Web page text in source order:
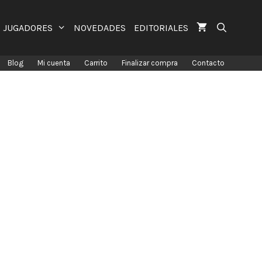
JUGADORES NOVEDADES EDITORIALES
Blog Mi cuenta Carrito Finalizar compra Contacto